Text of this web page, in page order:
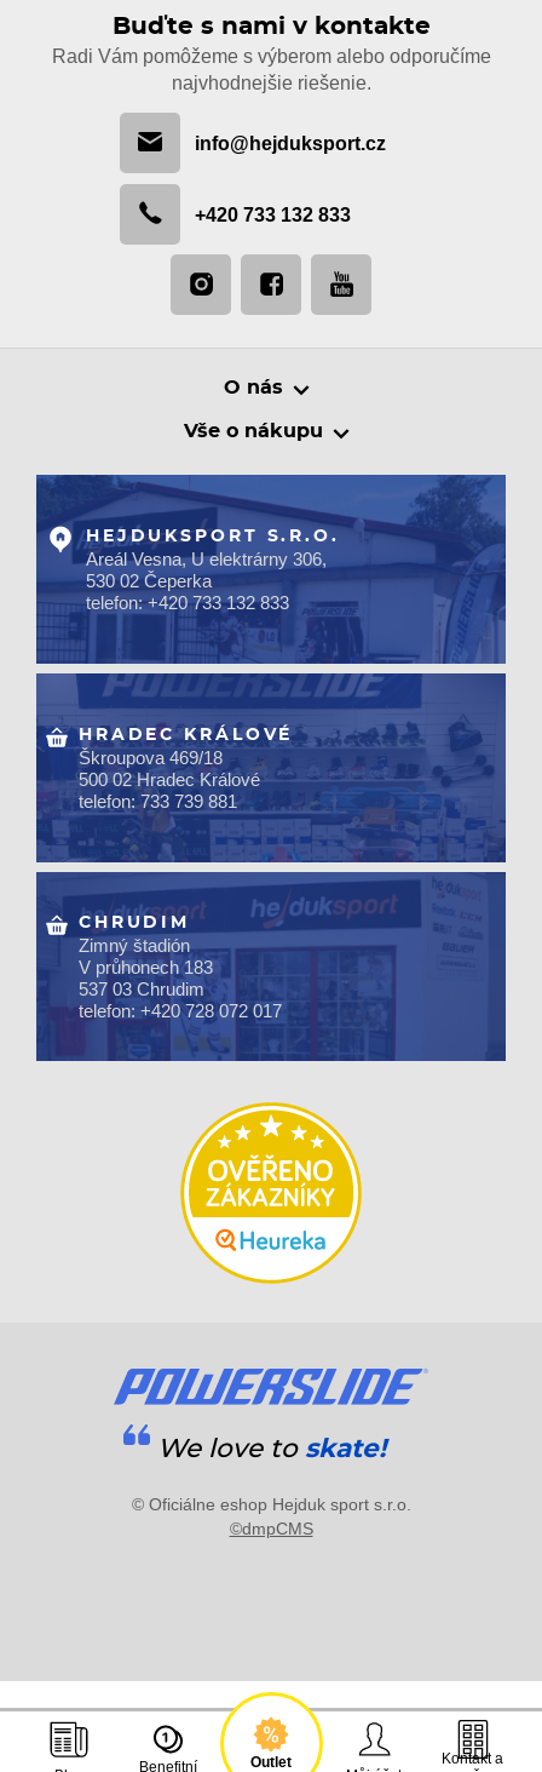
Buďte s nami v kontakte
Radi Vám pomôžeme s výberom alebo odporučíme
najvhodnejšie riešenie.
info@hejduksport.cz
+420 733 132 833
O nás
Vše o nákupu
HEJDUKSPORT S.R.O.
Areál Vesna, U elektrárny 306,
530 02 Čeperka
telefon: +420 733 132 833
HRADEC KRÁLOVÉ
Škroupova 469/18
500 02 Hradec Králové
telefon: 733 739 881
CHRUDIM
Zimný štadión
V průhonech 183
537 03 Chrudim
telefon: +420 728 072 017
We love to skate!
© Oficiálne eshop Hejduk sport s.r.o.
©dmpCMS
Benefitní Outlet
Kontakt a